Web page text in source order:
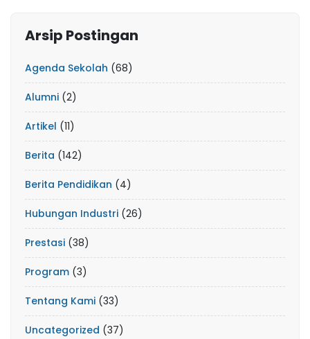
Arsip Postingan
Agenda Sekolah (68)
Alumni (2)
Artikel (11)
Berita (142)
Berita Pendidikan (4)
Hubungan Industri (26)
Prestasi (38)
Program (3)
Tentang Kami (33)
Uncategorized (37)